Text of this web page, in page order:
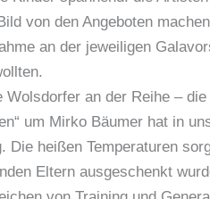
von den Angeboten
an der jeweiligen
an der Reihe –
um Mirko Bäumer hat in
heißen Temperaturen
Eltern ausgeschenkt